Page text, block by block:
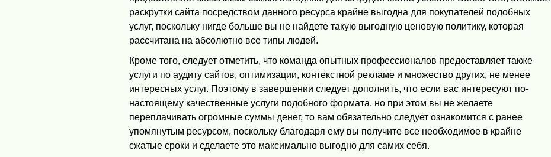
раскрутки сайта посредством данного ресурса крайне выгодна для покупателей подобных
услуг, поскольку нигде больше вы не найдете такую выгодную ценовую политику, которая
рассчитана на абсолютно все типы людей.
Кроме того, следует отметить, что команда опытных профессионалов предоставляет также
услуги по аудиту сайтов, оптимизации, контекстной рекламе и множество других, не менее
интересных услуг. Поэтому в завершении следует дополнить, что если вас интересуют по-
настоящему качественные услуги подобного формата, но при этом вы не желаете
переплачивать огромные суммы денег, то вам обязательно следует ознакомится с ранее
упомянутым ресурсом, поскольку благодаря ему вы получите все необходимое в крайне
сжатые сроки и сделаете это максимально выгодно для самих себя.